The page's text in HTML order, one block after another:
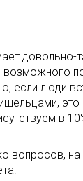
довольно-
возможного
если люди
это
в
вопросов,